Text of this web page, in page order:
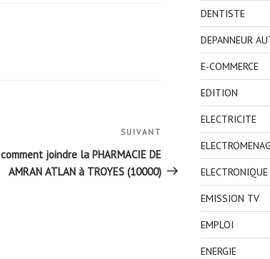
suivant
SUIVANT
comment joindre la PHARMACIE DE
AMRAN ATLAN à TROYES (10000)
DENTISTE
DEPANNEUR
E-COMMERCE
EDITION
ELECTRICITE
EMISSION TV
EMPLOI
ENERGIE